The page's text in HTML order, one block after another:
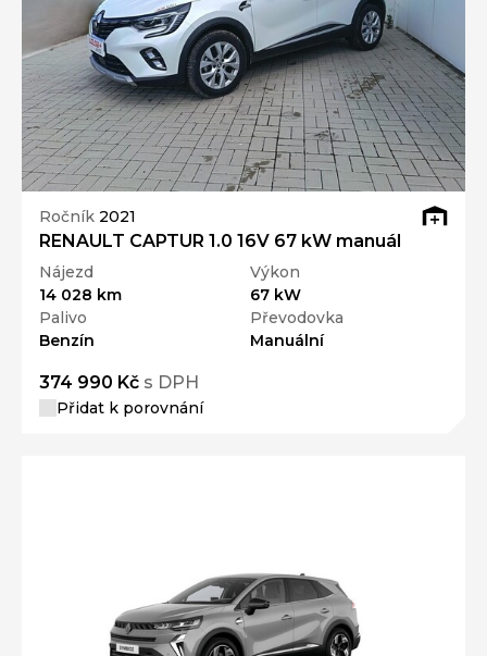
Ročník 2021
RENAULT CAPTUR 1.0 16V 67 kW manuál
Nájezd
14 028 km
Výkon
67 kW
Palivo
Benzín
Převodovka
Manuální
374 990 Kč s DPH
Přidat k porovnání